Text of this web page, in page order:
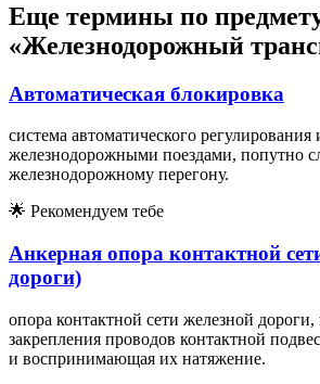
Еще термины по
«Железнодорожный
Автоматическая блокировка
система автоматического
железнодорожными поездами, попутно
железнодорожному перегону.
🌟 Рекомендуем тебе
Анкерная опора контактной
дороги)
опора контактной сети железной дороги,
закрепления проводов контактной
и воспринимающая их натяжение.